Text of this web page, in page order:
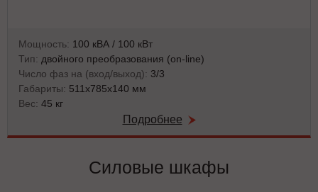
Мощность: 100 кВА / 100 кВт
Тип: двойного преобразования (on-line)
Число фаз на (вход/выход): 3/3
Габариты: 511x785x140 мм
Вес: 45 кг
Подробнее
Силовые шкафы